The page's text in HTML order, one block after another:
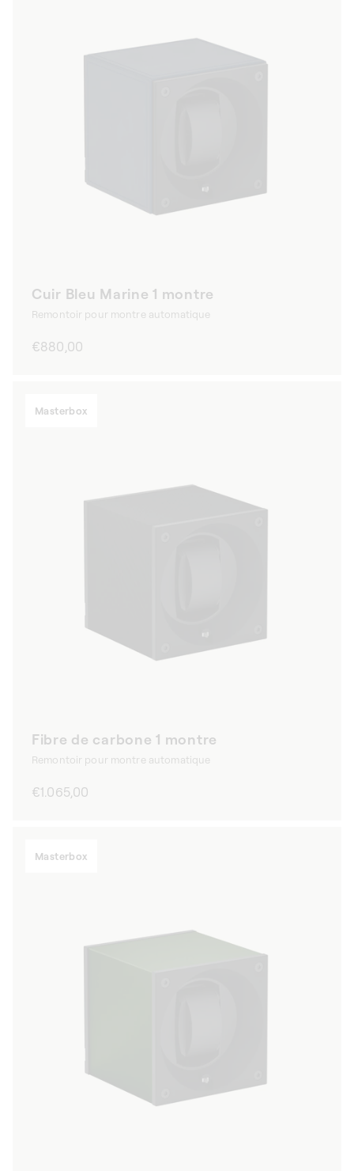
Cuir Bleu Marine 1 montre
Remontoir pour montre automatique
Prix
€880,00
Masterbox
Fibre de carbone 1 montre
Remontoir pour montre automatique
Prix
€1.065,00
Masterbox